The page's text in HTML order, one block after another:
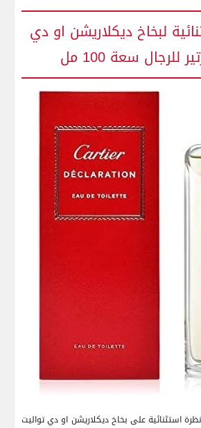
لبخاخ‌ ديكلاريشن او دي
سعة ‍100 مل
⁢استثنائية على بخاخ ديكلاريشن او ⁢دي تواليت